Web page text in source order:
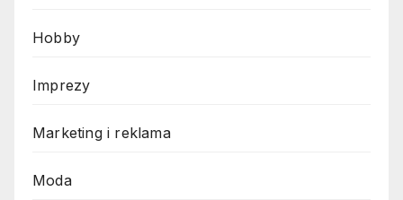
Hobby
Imprezy
Marketing i reklama
Moda